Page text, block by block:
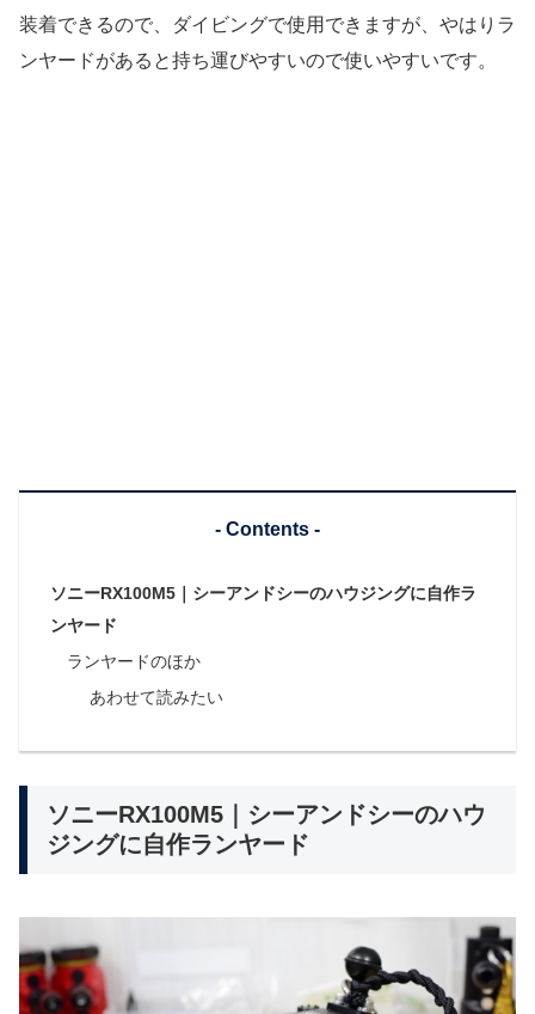
装着できるので、ダイビングで使用できますが、やはりラ
ンヤードがあると持ち運びやすいので使いやすいです。
- Contents -
ソニーRX100M5｜シーアンドシーのハウジングに自作ラ
ンヤード
ランヤードのほか
あわせて読みたい
ソニーRX100M5｜シーアンドシーのハウ
ジングに自作ランヤード